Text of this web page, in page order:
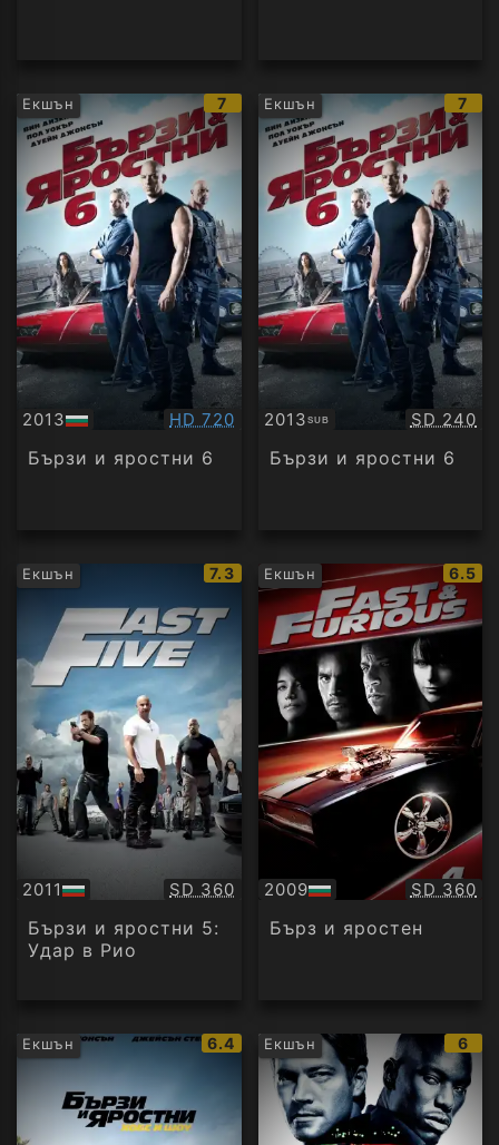
Екшън
IMDb
рейтинг:
7
2013
БГ
аудио
Качество:
HD 720
Бързи и яростни 6
Екшън 7
2013SUB
Субтитри SD 240
Бързи и яростни 6
Екшън
IMDb
рейтинг:
7.3
2011
БГ
аудио
Качество:
SD 360
Бързи и яростни 5:
Удар в Рио
Екшън
IMDb
6.5
2009
БГ
аудио
SD 360
Бърз и яростен
Екшън
IMDb
рейтинг:
6.4 Екшън 6